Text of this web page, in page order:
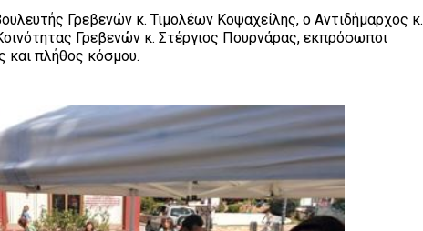
Γρεβενών κ. Τιμολέων Κοψαχείλης, ο Αντιδήμαρχος κ.
Γρεβενών κ. Στέργιος Πουρνάρας, εκπρόσωποι
και πλήθος κόσμου.